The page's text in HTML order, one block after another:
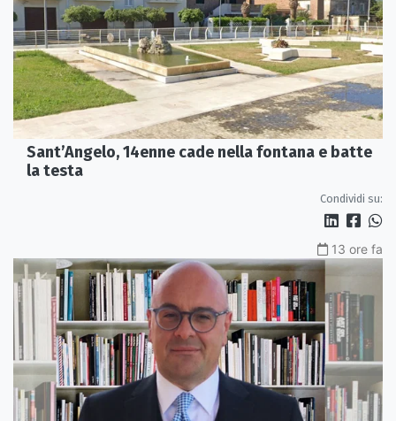
Sant’Angelo, 14enne cade nella fontana e batte
la testa
Condividi su:
13 ore fa